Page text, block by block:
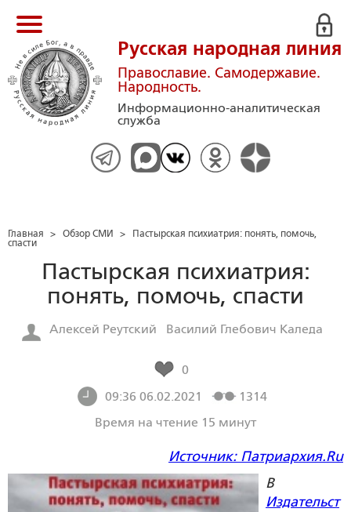
Русская народная линия
Православие. Самодержавие.
Народность.
Информационно-аналитическая
служба
Главная > Обзор СМИ >
Пастырская психиатрия: понять, помочь,
спасти
Пастырская психиатрия:
понять, помочь, спасти
Алексей Реутский Василий Глебович Каледа
0
09:36 06.02.2021
1314
Время на чтение 15 минут
Источник: Патриархия.Ru
В
Издательст